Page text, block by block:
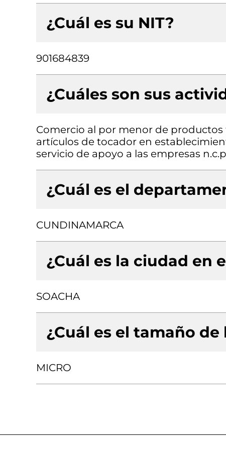
¿Cuál es su NIT?
901684839
¿Cuáles son sus
Comercio al por menor de
artículos de tocador en
servicio de apoyo a las empresas
¿Cuál es el
CUNDINAMARCA
¿Cuál es la ciudad en
SOACHA
¿Cuál es el tamaño de
MICRO